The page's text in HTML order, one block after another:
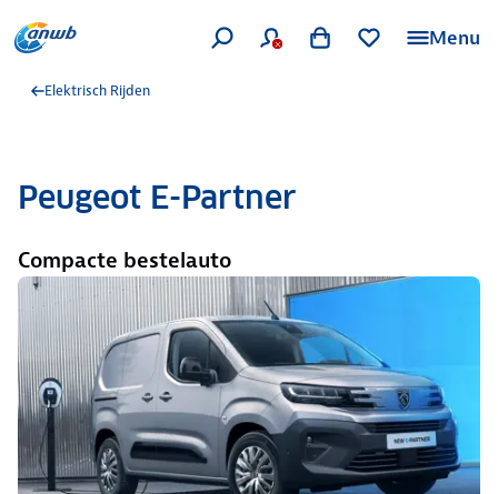
Menu
Elektrisch Rijden
Peugeot E-Partner
Compacte bestelauto